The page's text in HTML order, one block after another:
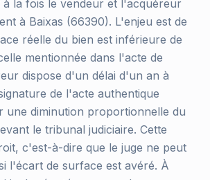
à la fois le vendeur et l'acquéreur
à Baixas (66390). L'enjeu est de
réelle du bien est inférieure de
mentionnée dans l'acte de
dispose d'un délai d'un an à
de l'acte authentique
une diminution proportionnelle du
le tribunal judiciaire. Cette
c'est-à-dire que le juge ne peut
l'écart de surface est avéré. À